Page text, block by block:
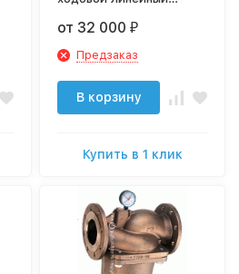
от 32 000₽
Предзаказ
В корзину
Купить в 1 клик